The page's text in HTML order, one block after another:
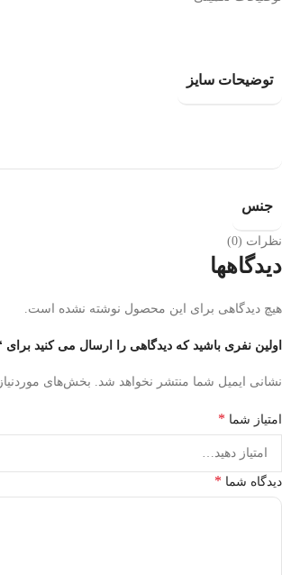
توضیحات سایز
جنس
نظرات (0)
دیدگاهها
هیچ دیدگاهی برای این محصول نوشته نشده است.
اولین نفری باشید که دیدگاهی را ارسال می کنید
نشانی ایمیل شما منتشر نخواهد شد. بخش‌های
امتیاز شما *
دیدگاه شما *